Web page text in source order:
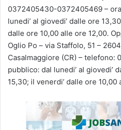
0372405430-0372405469 –
lunedi’ al giovedi’ dalle ore
dalle ore 10,00 alle ore 12,00.
Oglio Po – via Staffolo, 51 –
Casalmaggiore (CR) – telefono:
pubblico: dal lunedi’ al giovedi’
15,30; il venerdi’ dalle ore 10,00